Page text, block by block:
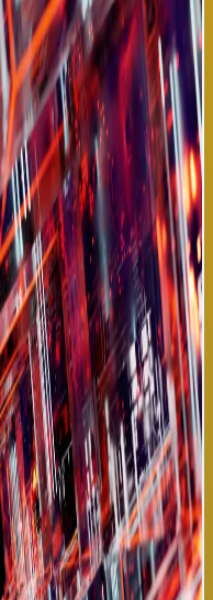
financiado por la
hoy el desarrollo
que detecta tuberculosis
completamente el
a 1.5 millones de
enorme carga
El sistema, entrenado
pacientes de 60 países,
segundos y generar
expertos,
resistente a
potencial de transformar
Latina, África y Asia
a radiólogos
distribuido
en países en
es
latinoamericanos donde
por enfermedades
Ecuador, Bolivia y
muy superiores al
que carecen de
sistema de IA podría
facilitando tratamientos
de 85% actual a
enfatizan que la IA no
su capacidad